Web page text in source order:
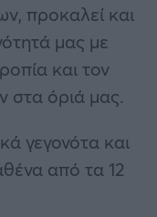
προκαλεί και
μας με
και τον
στα όριά μας.
γεγονότα και
από τα 12